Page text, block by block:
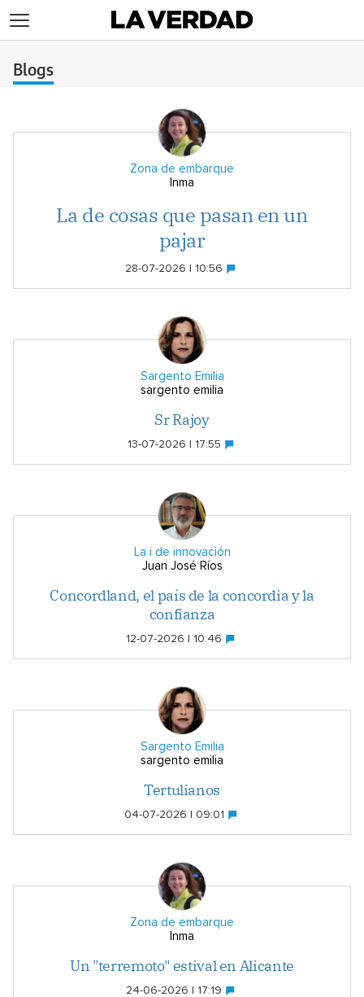
Blogs
Zona de embarque
Inma
La de cosas que pasan en un
pajar
28-07-2026 | 10:56
Sargento Emilia
sargento emilia
Sr Rajoy
13-07-2026 | 17:55
La i de innovación
Juan José Ríos
Concordland, el país de la concordia y la
confianza
12-07-2026 | 10:46
Sargento Emilia
sargento emilia
Tertulianos
04-07-2026 | 09:01
Zona de embarque
Inma
Un "terremoto" estival en Alicante
24-06-2026 | 17:19